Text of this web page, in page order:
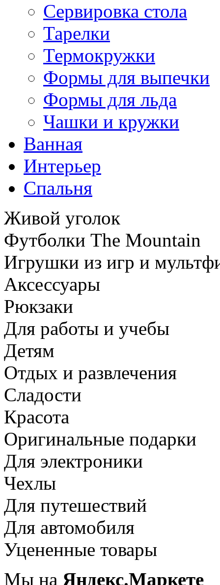
Сервировка стола
Тарелки
Термокружки
Формы для выпечки
Формы для льда
Чашки и кружки
Ванная
Интерьер
Спальня
Живой уголок
Футболки The Mountain
Игрушки из игр и
Аксессуары
Рюкзаки
Для работы и учебы
Детям
Отдых и развлечения
Сладости
Красота
Оригинальные подарки
Для электроники
Чехлы
Для путешествий
Для автомобиля
Уцененные товары
Мы на Яндекс.Маркете